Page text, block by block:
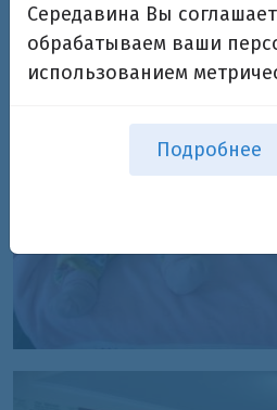
Середавина Вы
обрабатываем ваши
использованием
Подробнее